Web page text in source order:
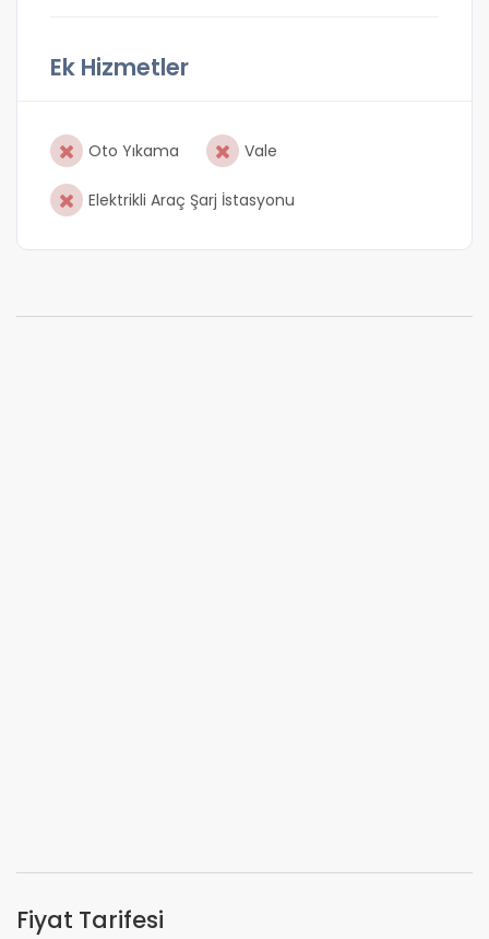
Ek Hizmetler
Oto Yıkama Vale
Elektrikli Araç Şarj İstasyonu
Fiyat Tarifesi